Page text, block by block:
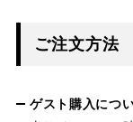
ご注文方法
ゲスト購入につ